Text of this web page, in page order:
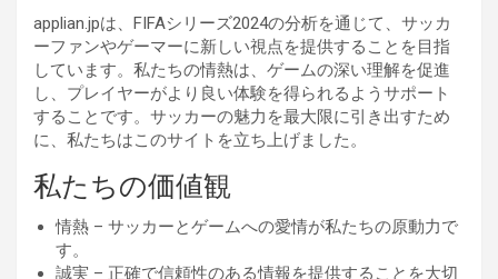
applian.jpは、FIFAシリーズ2024の分析を通じて、サッカ
ーファンやゲーマーに新しい視点を提供することを目指
しています。私たちの情熱は、ゲームの深い理解を促進
し、プレイヤーがより良い体験を得られるようサポート
することです。サッカーの魅力を最大限に引き出すため
に、私たちはこのサイトを立ち上げました。
私たちの価値観
情熱 – サッカーとゲームへの愛情が私たちの原動力で
す。
誠実 – 正確で信頼性のある情報を提供することを大切